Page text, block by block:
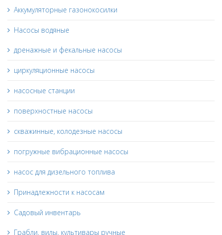
Аккумуляторные газонокосилки
Насосы водяные
дренажные и фекальные насосы
циркуляционные насосы
насосные станции
поверхностные насосы
скважинные, колодезные насосы
погружные вибрационные насосы
насос для дизельного топлива
Принадлежности к насосам
Садовый инвентарь
Грабли, вилы, культивары ручные